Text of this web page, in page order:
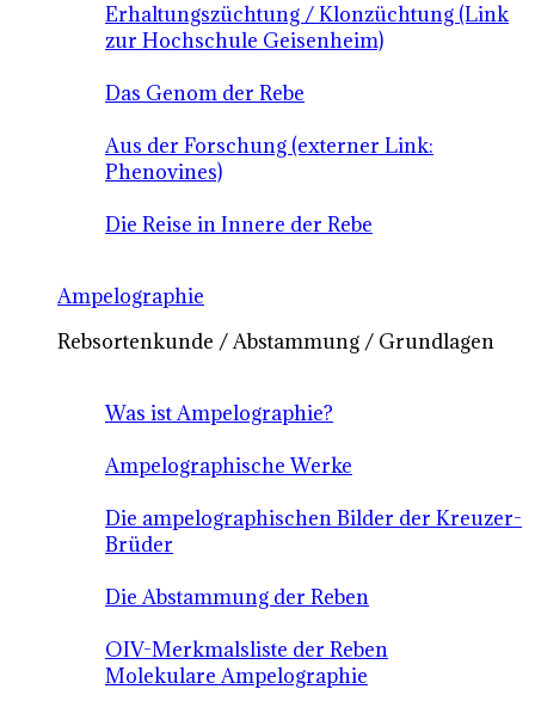
Erhaltungszüchtung / Klonzüchtung (Link
zur Hochschule Geisenheim)
Das Genom der Rebe
Aus der Forschung (externer Link:
Phenovines)
Die Reise in Innere der Rebe
Ampelographie
Rebsortenkunde / Abstammung / Grundlagen
Was ist Ampelographie?
Ampelographische Werke
Die ampelographischen Bilder der Kreuzer-
Brüder
Die Abstammung der Reben
OIV-Merkmalsliste der Reben
Molekulare Ampelographie